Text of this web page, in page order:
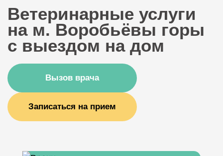
Ветеринарные услуги
на м. Воробьёвы горы
с выездом на дом
Вызов врача
Записаться на прием